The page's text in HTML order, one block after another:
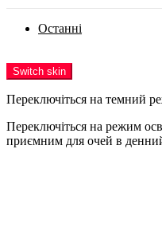
Останні
Switch skin
Переключіться на темний
Переключіться на режим
приємним для очей в